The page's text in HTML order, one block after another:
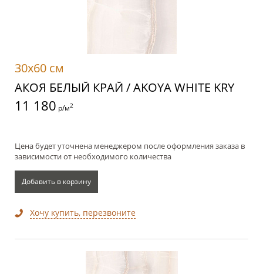
30x60 см
АКОЯ БЕЛЫЙ КРАЙ / AKOYA WHITE KRY
11 180 р/м2
Цена будет уточнена менеджером после оформления заказа в
зависимости от необходимого количества
Добавить в корзину
Хочу купить, перезвоните